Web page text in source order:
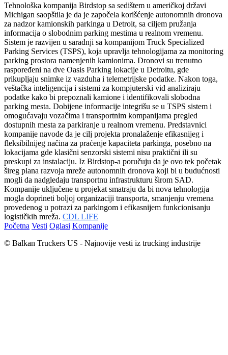
Tehnološka kompanija Birdstop sa sedištem u američkoj državi
Michigan saopštila je da je započela korišćenje autonomnih dronova
za nadzor kamionskih parkinga u Detroit, sa ciljem pružanja
informacija o slobodnim parking mestima u realnom vremenu.
Sistem je razvijen u saradnji sa kompanijom Truck Specialized
Parking Services (TSPS), koja upravlja tehnologijama za monitoring
parking prostora namenjenih kamionima. Dronovi su trenutno
raspoređeni na dve Oasis Parking lokacije u Detroitu, gde
prikupljaju snimke iz vazduha i telemetrijske podatke. Nakon toga,
veštačka inteligencija i sistemi za kompjuterski vid analiziraju
podatke kako bi prepoznali kamione i identifikovali slobodna
parking mesta. Dobijene informacije integrišu se u TSPS sistem i
omogućavaju vozačima i transportnim kompanijama pregled
dostupnih mesta za parkiranje u realnom vremenu. Predstavnici
kompanije navode da je cilj projekta pronalaženje efikasnijeg i
fleksibilnijeg načina za praćenje kapaciteta parkinga, posebno na
lokacijama gde klasični senzorski sistemi nisu praktični ili su
preskupi za instalaciju. Iz Birdstop-a poručuju da je ovo tek početak
šireg plana razvoja mreže autonomnih dronova koji bi u budućnosti
mogli da nadgledaju transportnu infrastrukturu širom SAD.
Kompanije uključene u projekat smatraju da bi nova tehnologija
mogla doprineti boljoj organizaciji transporta, smanjenju vremena
provedenog u potrazi za parkingom i efikasnijem funkcionisanju
logističkih mreža. CDL LIFE
Početna Vesti Oglasi Kompanije
© Balkan Truckers US - Najnovije vesti iz trucking industrije